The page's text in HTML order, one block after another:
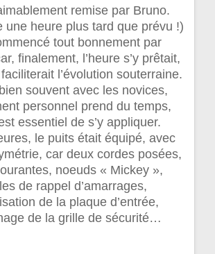
remise par Bruno.
une heure plus tard que prévu !)
tout bonnement par
finalement, l’heure s’y prêtait,
l’évolution souterraine.
souvent avec les novices,
personnel prend du temps,
essentiel de s’y appliquer.
le puits était équipé, avec
car deux cordes posées,
noeuds « Mickey »,
de rappel d’amarrages,
de la plaque d’entrée,
de la grille de sécurité…